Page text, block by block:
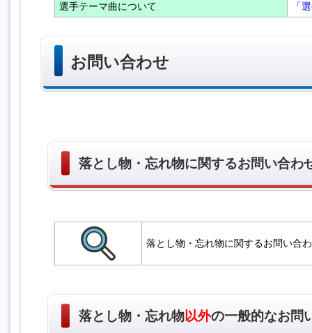
選手テーマ曲について
「
お問い合わせ
落とし物・忘れ物に関するお問い合わ
落とし物・忘れ物に関するお問い合
落とし物・忘れ物以外の一般的なお問